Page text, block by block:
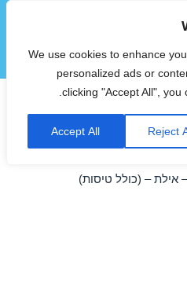
We use cookies to enhance
personalized ads or
clicking "Accept All", you
Reject
Accept All
תפריטים
ווידג'טים
פלאזה –
אילת – (כולל טיסות)